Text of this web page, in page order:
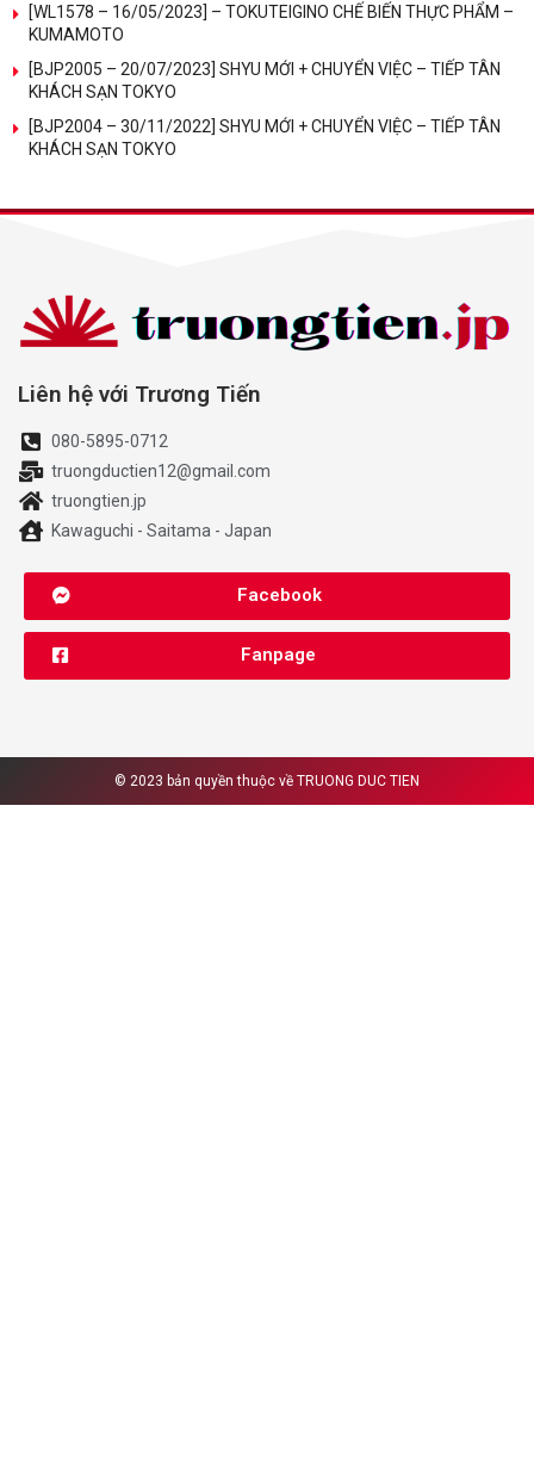
[WL1578 – 16/05/2023] – TOKUTEIGINO CHẾ BIẾN THỰC PHẨM –
KUMAMOTO
[BJP2005 – 20/07/2023] SHYU MỚI + CHUYỂN VIỆC – TIẾP TÂN
KHÁCH SẠN TOKYO
[BJP2004 – 30/11/2022] SHYU MỚI + CHUYỂN VIỆC – TIẾP TÂN
KHÁCH SẠN TOKYO
Liên hệ với Trương Tiến
080-5895-0712
truongductien12@gmail.com
truongtien.jp
Kawaguchi - Saitama - Japan
Facebook
Fanpage
© 2023 bản quyền thuộc về TRUONG DUC TIEN